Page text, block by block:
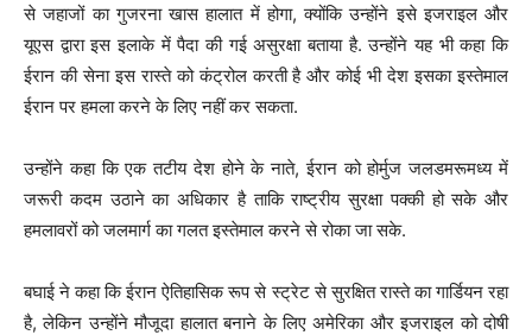
से जहाजों का गुजरना खास हालात में होगा, क्योंकि उन्होंने इसे इजराइल और
यूएस द्वारा इस इलाके में पैदा की गई असुरक्षा बताया है. उन्होंने यह भी कहा कि
ईरान की सेना इस रास्ते को कंट्रोल करती है और कोई भी देश इसका इस्तेमाल
ईरान पर हमला करने के लिए नहीं कर सकता.
उन्होंने कहा कि एक तटीय देश होने के नाते, ईरान को होर्मुज जलडमरूमध्य में
जरूरी कदम उठाने का अधिकार है ताकि राष्ट्रीय सुरक्षा पक्की हो सके और
हमलावरों को जलमार्ग का गलत इस्तेमाल करने से रोका जा सके.
बघाई ने कहा कि ईरान ऐतिहासिक रूप से स्ट्रेट से सुरक्षित रास्ते का गार्डियन रहा
है, लेकिन उन्होंने मौजूदा हालात बनाने के लिए अमेरिका और इजराइल को दोषी